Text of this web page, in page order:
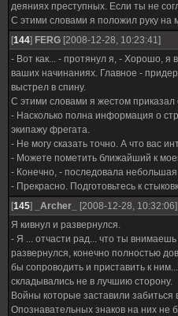
деяниях преступных. Если ты не
С этими словами я положил руку на
[144] FERG [2008-12-28, 10:23:41]
- Вот как... - протянул я, - Хорошо, я
ваших начинаниях. Главное -
выстрел в спину.
С этими словами я жестом
- Насколько полна информация о
экипажу фрегата.
- Не могу сказать точно. А что вас
- Можете пометить ближайший к
- Конечно, - последовала
- Прекрасно. Подготовьтесь к
[145] _Archer_
[2008-12-28, 10:32:06]
Я кивнул и развернулся.
- Я ... отчасти рад... что ты внимаешь
развернулся, конечно полностью
бы сопроводить и приставить к
складывались не в лучшию сторону.
Войны которые заставили забиться
Опознавательных знаков на них не